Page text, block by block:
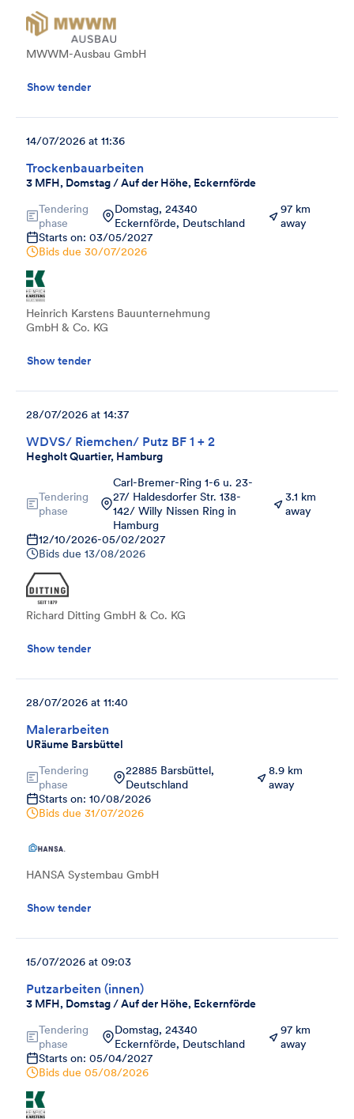
MWWM-Ausbau GmbH
Show tender
Trockenbauarbeiten
3 MFH, Domstag / Auf der Höhe, Eckernförde
14/07/2026 at 11:36
Tendering
phase
Domstag, 24340
Eckernförde, Deutschland
97 km
away
Starts on: 03/05/2027
Bids due 30/07/2026
Heinrich Karstens Bauunternehmung
GmbH & Co. KG
Show tender
WDVS/ Riemchen/ Putz BF 1 + 2
Hegholt Quartier, Hamburg
28/07/2026 at 14:37
Tendering
phase
Carl-Bremer-Ring 1-6 u. 23-
27/ Haldesdorfer Str. 138-
142/ Willy Nissen Ring in
Hamburg
3.1 km
away
12/10/2026-05/02/2027
Bids due 13/08/2026
Richard Ditting GmbH & Co. KG
Show tender
Malerarbeiten
URäume Barsbüttel
28/07/2026 at 11:40
Tendering
phase
22885 Barsbüttel,
Deutschland
8.9 km
away
Starts on: 10/08/2026
Bids due 31/07/2026
HANSA Systembau GmbH
Show tender
Putzarbeiten (innen)
3 MFH, Domstag / Auf der Höhe, Eckernförde
15/07/2026 at 09:03
Tendering
phase
Domstag, 24340
Eckernförde, Deutschland
97 km
away
Starts on: 05/04/2027
Bids due 05/08/2026